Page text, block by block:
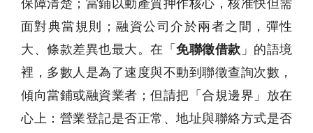
保障清楚；當鋪以動產質押作核心，核准快但需
面對典當規則；融資公司介於兩者之間，彈性
大、條款差異也最大。在「 免聯徵借款 」的語境
裡，多數人是為了速度與不動到聯徵查詢次數，
傾向當鋪或融資業者；但請把「合規邊界」放在
心上：營業登記是否正常、地址與聯絡方式是否